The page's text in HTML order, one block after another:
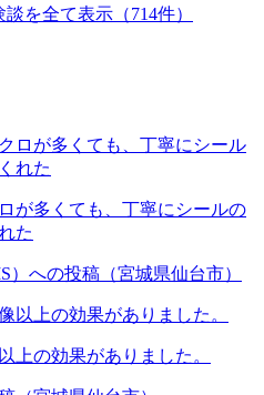
を全て表示（714件）
が多くても、丁寧にシールの
た
）への投稿（宮城県仙台市）
上の効果がありました。